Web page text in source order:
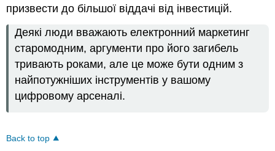
призвести до більшої віддачі від інвестицій.
Деякі люди вважають електронний маркетинг
старомодним, аргументи про його загибель
тривають роками, але це може бути одним з
найпотужніших інструментів у вашому
цифровому арсеналі.
Back to top